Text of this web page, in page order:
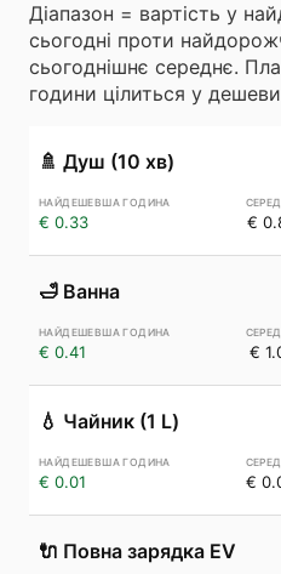
Діапазон = вартість у
сьогодні проти
сьогоднішнє середнє.
години цілиться у
🚿 Душ (10 хв)
€ 0.33 €
🛁 Ванна
€ 0.41 €
💧 Чайник (1 L)
€ 0.01 €
🔌 Повна зарядка EV